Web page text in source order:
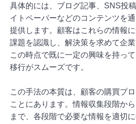
具体的には、ブログ記事、SNS投
イトペーパーなどのコンテンツを
提供します。顧客はこれらの情報
課題を認識し、解決策を求めて企業
この時点で既に一定の興味を持っ
移行がスムーズです。
この手法の本質は、顧客の購買プ
ことにあります。情報収集段階か
まで、各段階で必要な情報を適切